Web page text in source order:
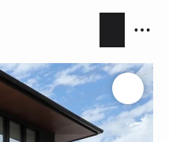
ジャパンディ
ング
積水ハウス
計事務所